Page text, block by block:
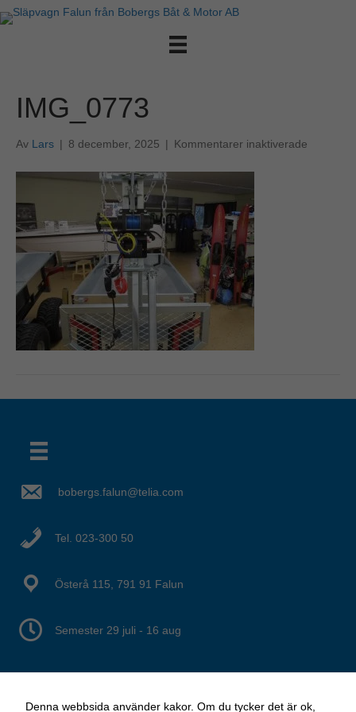
IMG_0773
Av Lars | 8 december, 2025 | Kommentarer inaktiverade
bobergs.falun@telia.com
Tel. 023-300 50
Österå 115, 791 91 Falun
Semester 29 juli - 16 aug
Granska dina inställningar
Denna webbsida använder kakor. Om du tycker det är ok,